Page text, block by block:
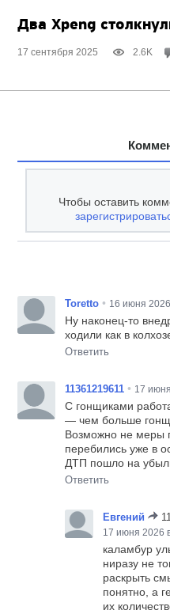
Два Xpeng
17 сентября 2025 2.6K
Чтобы оставить
Toretto • 16 июня
Ну наконец-то
ходили как в
Ответить
11361219611 • 17
С гонщиками
— чем больше
Возможно не меры
перебились уже в
ДТП пошло на
Ответить
Евгений
17 июня 2026
каламбур
ниразу не
раскрыть
понятно, а
их